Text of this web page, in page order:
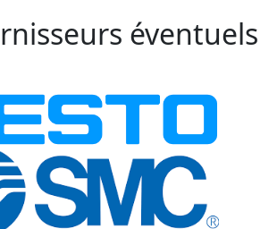
éventuels